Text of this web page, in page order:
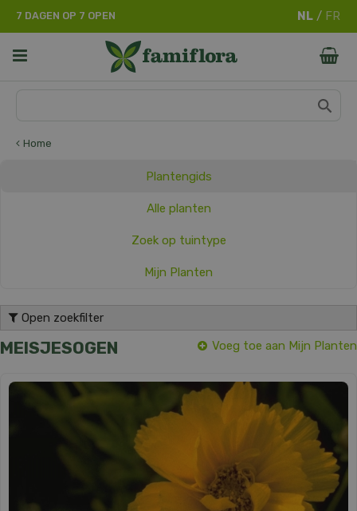
Home
7 DAGEN OP 7 OPEN
Plantengids
Alle planten
Zoek op tuintype
Mijn Planten
Open zoekfilter
MEISJESOGEN Voeg toe aan Mijn Planten